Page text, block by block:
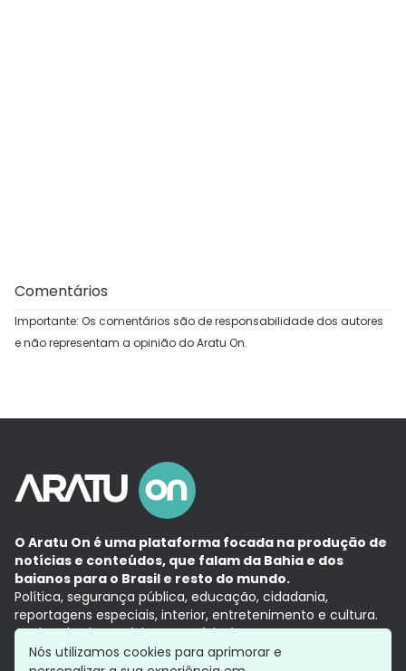
Comentários
Importante: Os comentários são de responsabilidade dos autores
e não representam a opinião do Aratu On.
O Aratu On é uma plataforma focada na produção de
notícias e conteúdos, que falam da Bahia e dos
baianos para o Brasil e resto do mundo.
Política, segurança pública, educação, cidadania,
reportagens especiais, interior, entretenimento e cultura.
Aqui, tudo vira notícia e a notícia é no tempo presente,
com a credibilidade do Grupo Aratu.
Nós utilizamos cookies para aprimorar e